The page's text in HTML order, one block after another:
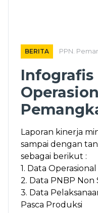
BERITA PPN.
Infografis
Laporan kinerja
sampai dengan
sebagai berikut :
1. Data Operasional
2. Data PNBP Non
3. Data
Pasca Produksi